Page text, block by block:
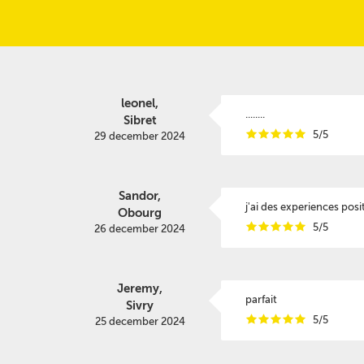
leonel,
Sibret
29 december 2024
........
iiiii 5/5
Sandor,
Obourg
26 december 2024
j'ai des experiences
iiiii 5/5
Jeremy,
Sivry
25 december 2024
parfait
iiiii 5/5